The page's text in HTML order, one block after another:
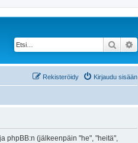
Etsi
Kirjaudu sisään
Rekisteröidy
phpBB:n (jälkeenpäin "he", "heitä",